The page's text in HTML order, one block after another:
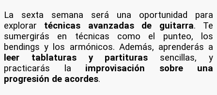
La sexta semana será una oportunidad para
explorar técnicas avanzadas de guitarra. Te
sumergirás en técnicas como el punteo, los
bendings y los armónicos. Además, aprenderás a
leer tablaturas y partituras sencillas, y
practicarás la improvisación sobre una
progresión de acordes.